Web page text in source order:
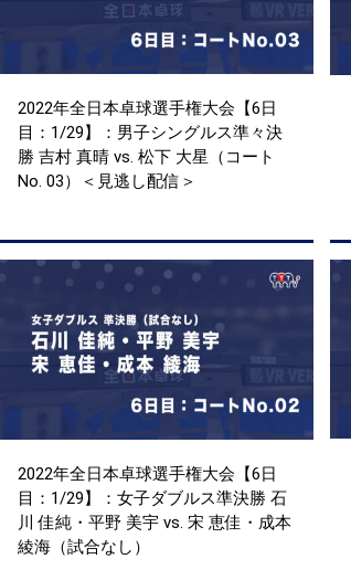
2022年全日本卓球選手権大会【6日
目：1/29】：男子シングルス準々決
勝 吉村 真晴 vs. 松下 大星（コート
No. 03）＜見逃し配信＞
2022年全日本卓球選手権大会【6日
目：1/29】：女子ダブルス準決勝 石
川 佳純・平野 美宇 vs. 宋 恵佳・成本
綾海（試合なし）